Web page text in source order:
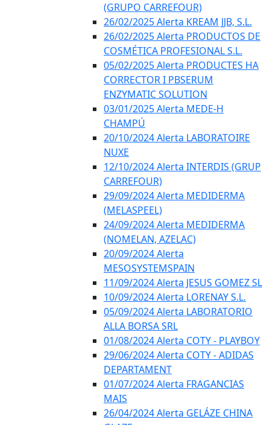
(GRUPO CARREFOUR)
26/02/2025 Alerta KREAM JJB, S.L.
26/02/2025 Alerta PRODUCTOS DE
COSMÉTICA PROFESIONAL S.L.
05/02/2025 Alerta PRODUCTES HA
CORRECTOR I PBSERUM
ENZYMATIC SOLUTION
03/01/2025 Alerta MEDE-H
CHAMPÚ
20/10/2024 Alerta LABORATOIRE
NUXE
12/10/2024 Alerta INTERDIS (GRUP
CARREFOUR)
29/09/2024 Alerta MEDIDERMA
(MELASPEEL)
24/09/2024 Alerta MEDIDERMA
(NOMELAN, AZELAC)
20/09/2024 Alerta
MESOSYSTEMSPAIN
11/09/2024 Alerta JESUS GOMEZ SL
10/09/2024 Alerta LORENAY S.L.
05/09/2024 Alerta LABORATORIO
ALLA BORSA SRL
01/08/2024 Alerta COTY - PLAYBOY
29/06/2024 Alerta COTY - ADIDAS
DEPARTAMENT
01/07/2024 Alerta FRAGANCIAS
MAIS
26/04/2024 Alerta GELÁZE CHINA